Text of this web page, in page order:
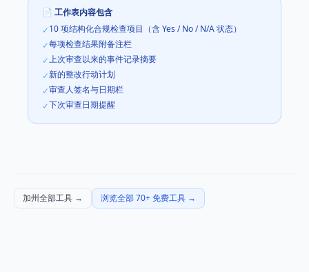
📄 工作表内容包含
✓10 项结构化合规检查项目（含 Yes / No / N/A 状态）
✓每项检查结果附备注栏
✓上次审查以来的事件记录摘要
✓新的整改行动计划
✓审查人签名与日期栏
✓下次审查日期提醒
加州全部工具 → 浏览全部 70+ 免费工具 →